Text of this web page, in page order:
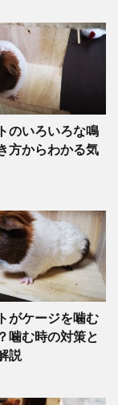
のいろいろな鳴
方からわかる気
がケージを噛む
噛む時の対策と
説